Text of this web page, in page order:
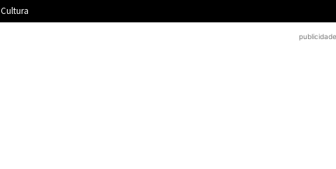
Cultura